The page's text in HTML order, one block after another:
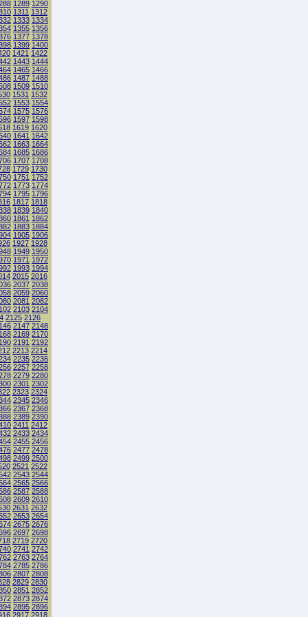
1289 1290
1311 1312
1333 1334
1355 1356
1377 1378
1399 1400
1421 1422
1443 1444
1465 1466
1487 1488
1509 1510
1531 1532
1553 1554
1575 1576
1597 1598
1619 1620
1641 1642
1663 1664
1685 1686
1707 1708
1729 1730
1751 1752
1773 1774
1795 1796
1817 1818
1839 1840
1861 1862
1883 1884
1905 1906
1927 1928
1949 1950
1971 1972
1993 1994
2015 2016
2037 2038
2059 2060
2081 2082
2103 2104
2125 2126
2147 2148
2169 2170
2191 2192
2213 2214
2235 2236
2257 2258
2279 2280
2301 2302
2323 2324
2345 2346
2367 2368
2389 2390
2411 2412
2433 2434
2455 2456
2477 2478
2499 2500
2521 2522
2543 2544
2565 2566
2587 2588
2609 2610
2631 2632
2653 2654
2675 2676
2697 2698
2719 2720
2741 2742
2763 2764
2785 2786
2807 2808
2829 2830
2851 2852
2873 2874
2895 2896
2917 2918